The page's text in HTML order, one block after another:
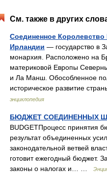
См. также в других
Соединенное
Ирландии — государство в
монархия. Расположено на
материковой Европы
и Ла Манш. Обособленное
историческое развитие
энциклопедия
БЮДЖЕТ СОЕДИНЕННЫХ
BUDGETПроцесс принятия
результат объединенных
законодательной ветвей
готовит ежегодный бюджет.
законы о налогах и… …